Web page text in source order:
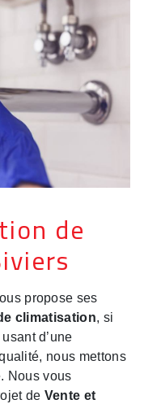
de
propose ses
climatisation, si
d’une
nous mettons
Nous vous
de Vente et